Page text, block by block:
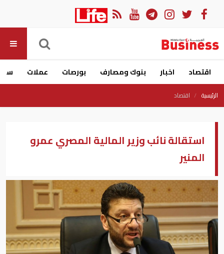
اقتصاد اخبار بنوك ومصارف بورصات عملات
الرئيسية اقتصاد
استقالة نائب وزير المالية المصري عمرو
المنير